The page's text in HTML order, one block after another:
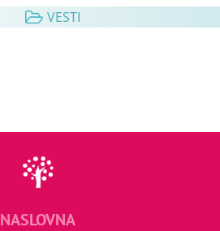
VESTI
NASLOVNA